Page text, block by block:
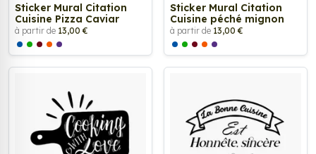
Sticker Mural Citation
Cuisine Pizza Caviar
à partir de 13,00 €
Sticker Mural Citation
Cuisine péché mignon
à partir de 13,00 €